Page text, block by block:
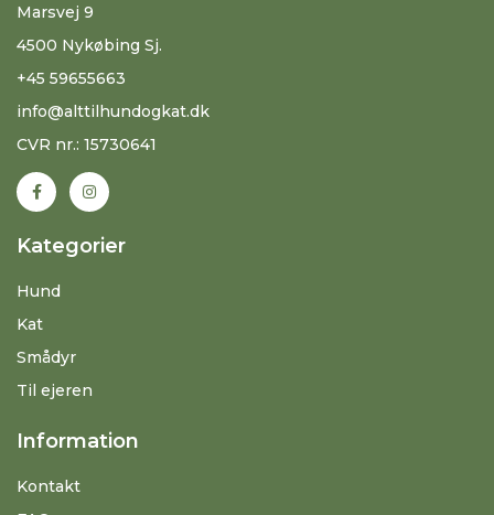
Marsvej 9
4500 Nykøbing Sj.
+45 59655663
info@alttilhundogkat.dk
CVR nr.: 15730641
Kategorier
Hund
Kat
Smådyr
Til ejeren
Information
Kontakt